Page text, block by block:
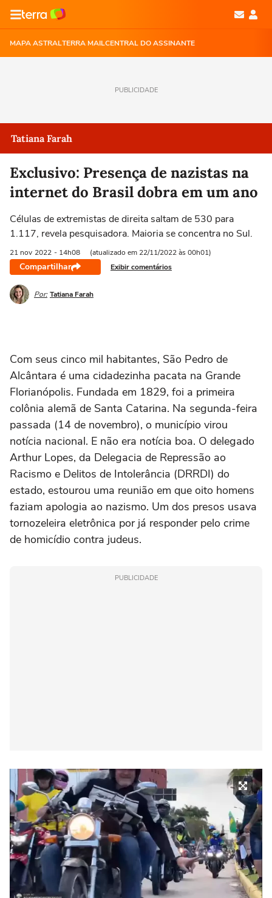
MAPA ASTRALTERRA MAILCENTRAL DO ASSINANTE
PUBLICIDADE
Tatiana Farah
Exclusivo: Presença de nazistas na
internet do Brasil dobra em um ano
Células de extremistas de direita saltam de 530 para
1.117, revela pesquisadora. Maioria se concentra no Sul.
21 nov 2022 - 14h08 (atualizado em 22/11/2022 às 00h01)
Compartilhar Exibir comentários
Por: Tatiana Farah
Com seus cinco mil habitantes, São Pedro de
Alcântara é uma cidadezinha pacata na Grande
Florianópolis. Fundada em 1829, foi a primeira
colônia alemã de Santa Catarina. Na segunda-feira
passada (14 de novembro), o município virou
notícia nacional. E não era notícia boa. O delegado
Arthur Lopes, da Delegacia de Repressão ao
Racismo e Delitos de Intolerância (DRRDI) do
estado, estourou uma reunião em que oito homens
faziam apologia ao nazismo. Um dos presos usava
tornozeleira eletrônica por já responder pelo crime
de homicídio contra judeus.
PUBLICIDADE